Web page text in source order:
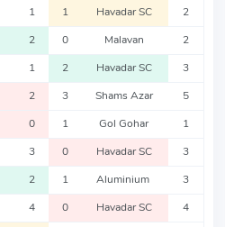
1 1 Havadar SC 2
2 0 Malavan 2
1 2 Havadar SC 3
2 3 Shams Azar 5
0 1 Gol Gohar 1
3 0 Havadar SC 3
2 1 Aluminium 3
4 0 Havadar SC 4